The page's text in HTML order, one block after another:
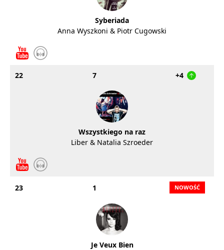
Syberiada
Anna Wyszkoni & Piotr Cugowski
22 7 +4
Wszystkiego na raz
Liber & Natalia Szroeder
23 1
Je Veux Bien